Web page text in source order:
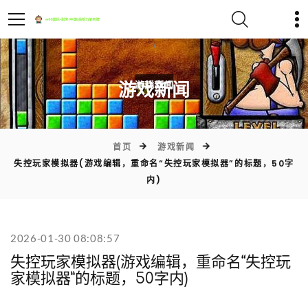
)
游戏新闻
首页
游戏新闻
失控玩家模拟器(游戏编辑，重命名“失控玩家模拟器”的标题，50字
内)
2026-01-30 08:08:57
失控玩家模拟器(游戏编辑，重命名“失控玩
家模拟器”的标题，50字内)